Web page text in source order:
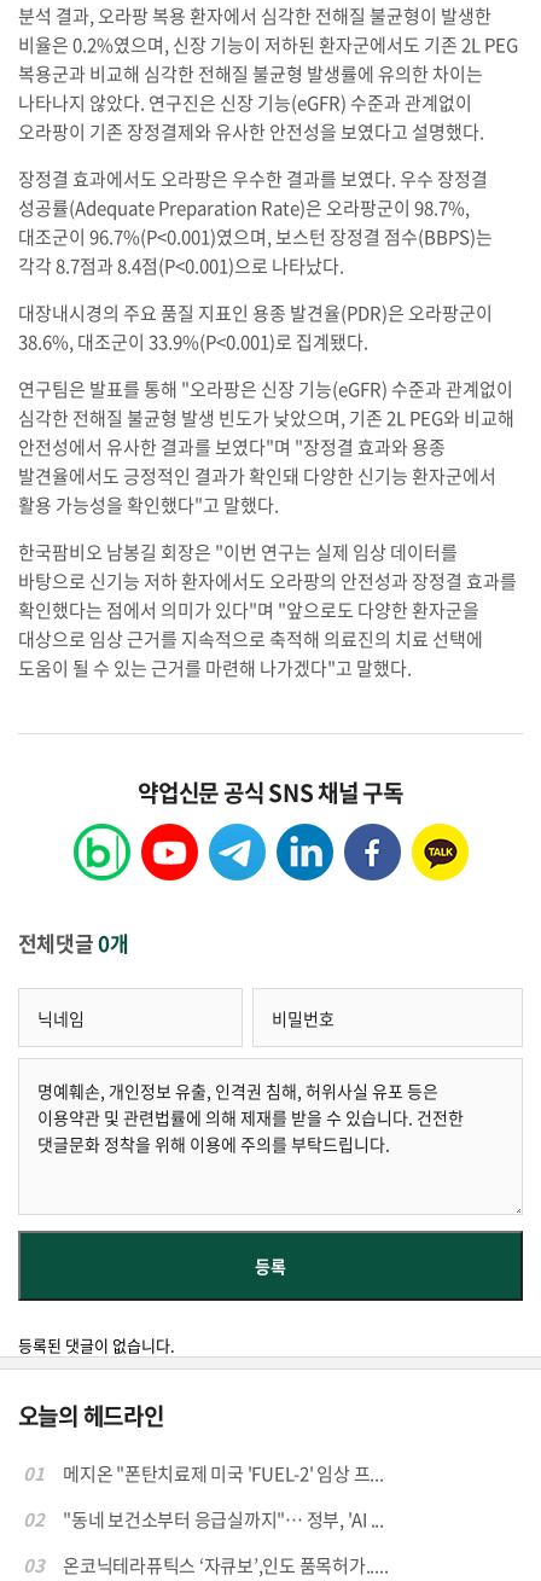
분석 결과, 오라팡 복용 환자에서 심각한 전해질 불균형이 발생한
비율은 0.2%였으며, 신장 기능이 저하된 환자군에서도 기존 2L PEG
복용군과 비교해 심각한 전해질 불균형 발생률에 유의한 차이는
나타나지 않았다. 연구진은 신장 기능(eGFR) 수준과 관계없이
오라팡이 기존 장정결제와 유사한 안전성을 보였다고 설명했다.
장정결 효과에서도 오라팡은 우수한 결과를 보였다. 우수 장정결
성공률(Adequate Preparation Rate)은 오라팡군이 98.7%,
대조군이 96.7%(P<0.001)였으며, 보스턴 장정결 점수(BBPS)는
각각 8.7점과 8.4점(P<0.001)으로 나타났다.
대장내시경의 주요 품질 지표인 용종 발견율(PDR)은 오라팡군이
38.6%, 대조군이 33.9%(P<0.001)로 집계됐다.
연구팀은 발표를 통해 "오라팡은 신장 기능(eGFR) 수준과 관계없이
심각한 전해질 불균형 발생 빈도가 낮았으며, 기존 2L PEG와 비교해
안전성에서 유사한 결과를 보였다"며 "장정결 효과와 용종
발견율에서도 긍정적인 결과가 확인돼 다양한 신기능 환자군에서
활용 가능성을 확인했다"고 말했다.
한국팜비오 남봉길 회장은 "이번 연구는 실제 임상 데이터를
바탕으로 신기능 저하 환자에서도 오라팡의 안전성과 장정결 효과를
확인했다는 점에서 의미가 있다"며 "앞으로도 다양한 환자군을
대상으로 임상 근거를 지속적으로 축적해 의료진의 치료 선택에
도움이 될 수 있는 근거를 마련해 나가겠다"고 말했다.
약업신문 공식 SNS 채널 구독
전체댓글0개
등록된 댓글이 없습니다.
오늘의 헤드라인
01
메지온 "폰탄치료제 미국 'FUEL-2' 임상 프...
02
"동네 보건소부터 응급실까지"… 정부, 'AI ...
03
온코닉테라퓨틱스 ‘자큐보’,인도 품목허가.....